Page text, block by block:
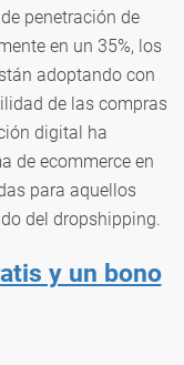
penetración de
en un 35%, los
adoptando con
de las compras
digital ha
de ecommerce en
para aquellos
del dropshipping.
y un bono